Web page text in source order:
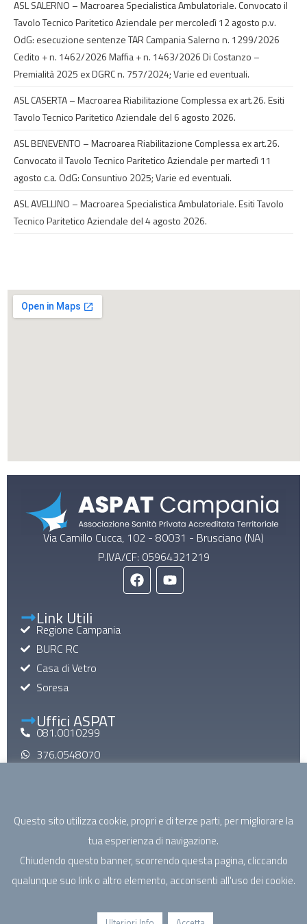
ASL SALERNO – Macroarea Specialistica Ambulatoriale. Convocato il
Tavolo Tecnico Paritetico Aziendale per mercoledì 12 agosto p.v.
OdG: esecuzione sentenze TAR Campania Salerno n. 1299/2026
Cedito + n. 1462/2026 Maffia + n. 1463/2026 Di Costanzo –
Premialità 2025 ex DGRC n. 757/2024; Varie ed eventuali.
ASL CASERTA – Macroarea Riabilitazione Complessa ex art.26. Esiti
Tavolo Tecnico Paritetico Aziendale del 6 agosto 2026.
ASL BENEVENTO – Macroarea Riabilitazione Complessa ex art.26.
Convocato il Tavolo Tecnico Paritetico Aziendale per martedì 11
agosto c.a. OdG: Consuntivo 2025; Varie ed eventuali.
ASL AVELLINO – Macroarea Specialistica Ambulatoriale. Esiti Tavolo
Tecnico Paritetico Aziendale del 4 agosto 2026.
Via Camillo Cucca, 102 - 80031 - Brusciano (NA)
P.IVA/CF: 05964321219
Link Utili
Regione Campania
BURC RC
Casa di Vetro
Soresa
Uffici ASPAT
081.0010299
376.0548070
Mail di Macroarea
specialistica@aspatcampania.it
riabilitazione@aspatcampania.it
sociosanitario@aspatcampania.it
salutementale@aspatcampania.it
Questo sito utilizza cookie, propri e di terze parti, per migliorare la
tua esperienza di navigazione.
Chiudendo questo banner, scorrendo questa pagina, cliccando
qualunque suo link o altro elemento, acconsenti all'uso dei cookie.